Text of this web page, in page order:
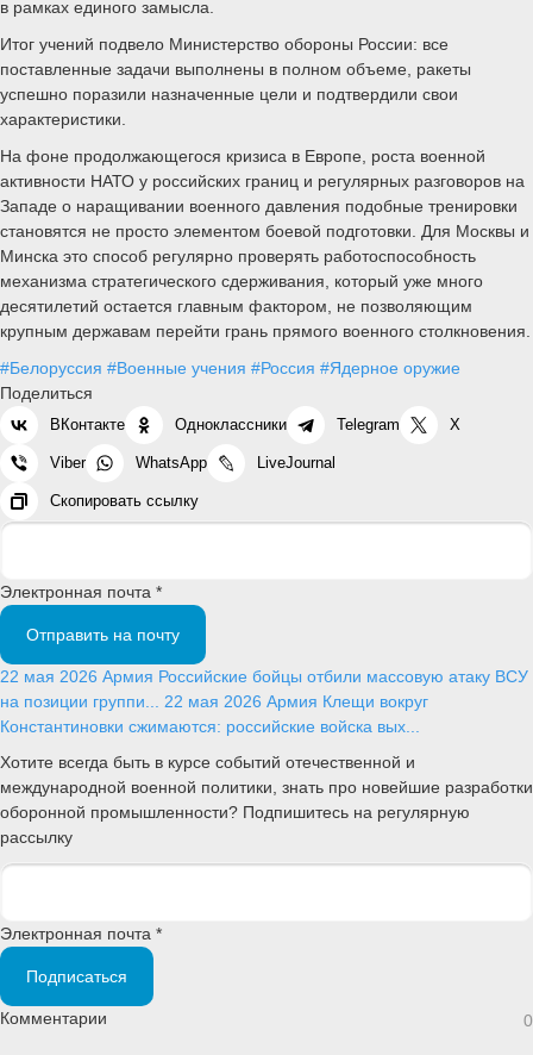
в рамках единого замысла.
Итог учений подвело Министерство обороны России: все
поставленные задачи выполнены в полном объеме, ракеты
успешно поразили назначенные цели и подтвердили свои
характеристики.
На фоне продолжающегося кризиса в Европе, роста военной
активности НАТО у российских границ и регулярных разговоров на
Западе о наращивании военного давления подобные тренировки
становятся не просто элементом боевой подготовки. Для Москвы и
Минска это способ регулярно проверять работоспособность
механизма стратегического сдерживания, который уже много
десятилетий остается главным фактором, не позволяющим
крупным державам перейти грань прямого военного столкновения.
#Белоруссия #Военные учения #Россия #Ядерное оружие
Поделиться
ВКонтакте Одноклассники Telegram X
Viber WhatsApp LiveJournal
Скопировать ссылку
Электронная почта *
Отправить на почту
22 мая 2026 Армия Российские бойцы отбили массовую атаку ВСУ
на позиции группи... 22 мая 2026 Армия Клещи вокруг
Константиновки сжимаются: российские войска вых...
Хотите всегда быть в курсе событий отечественной и
международной военной политики, знать про новейшие разработки
оборонной промышленности? Подпишитесь на регулярную
рассылку
Электронная почта *
Подписаться
Комментарии 0